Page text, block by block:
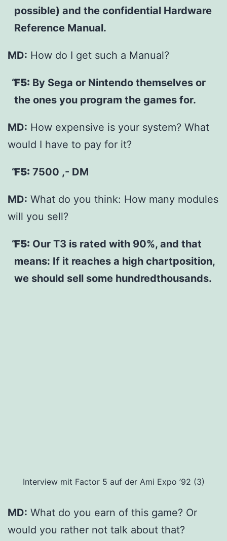
possible) and the confidential Hardware
Reference Manual.
MD: How do I get such a Manual?
F5: By Sega or Nintendo themselves or
the ones you program the games for.
MD: How expensive is your system? What
would I have to pay for it?
F5: 7500 ,- DM
MD: What do you think: How many modules
will you sell?
F5: Our T3 is rated with 90%, and that
means: If it reaches a high chartposition,
we should sell some hundredthousands.
Interview mit Factor 5 auf der Ami Expo ’92 (3)
MD: What do you earn of this game? Or
would you rather not talk about that?